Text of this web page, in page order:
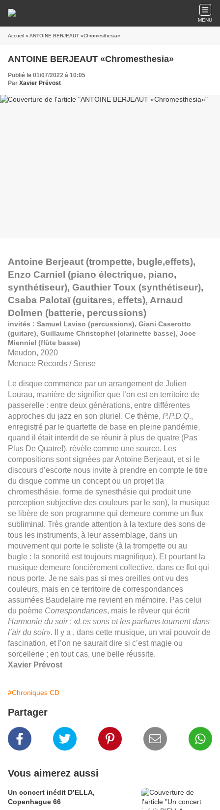
MENU
Accueil » ANTOINE BERJEAUT «Chromesthesia»
ANTOINE BERJEAUT «Chromesthesia»
Publié le 01/07/2022 à 10:05
Par Xavier Prévost
Antoine Berjeaut (trompette, bugle,effets),
Enzo Carniel (piano électrique, piano,
synthétiseur), Gauthier Toux (synthétiseur),
Csaba Palotaï (guitares, effets), Arnaud
Do lmen (batterie, percussions)
invités : Samuel Laviso (percussions), Giani Caserotto
(guitare), Guillaume Christophel (clarinette basse), Joce
Mienniel (flûte basse)
Meudon, 2020
Menace Records / Sense
Le disque commence par un arrangement de Julien
Lourau, manière de signifier que l’on est en territoire de
passerelle : entre deux générations, entre différentes
approches du jazz en son pluriel. Ce thème, P.P.D.Q.,
enregistré par le quartette de base en pleine pandémie,
quand il était interdit de se réunir à plus de quatre (Pas
Plus De Quatre!), révèle comme une source. Les
compositions sont signées par Antoine Berjeaut, et si le
discours d’escorte nous invite à prendre en compte le titre
du disque comme un concept ou un projet (la
chromesthésie, forme de synesthésie qui produit une
perception subjective des couleurs par le son), la musique
se libère de son programme qui demeure comme un flux
subliminal. Très grande attention à la texture des sons de
tous les instruments, à leur assemblage, dans un
mouvement qui porte le soliste (à la trompette ou au
bugle : la sonorité est toujours magnifique). Et pourtant la
musique demeure foncièrement collective, dans ce flot qui
nous porte. Je ne sais pas si mes oreilles ont vu des
couleurs, mais en ce territoire de correspondances
assumées Baudelaire me revient en mémoire. Pas celui
du poème Correspondances, mais le rêveur qui écrit
Harmonie du soir: «Les sons et les parfums tournent dans
l’air du soir».
Il y a , dans cette musique, un vrai pouvoir de
fascination, et l’on ne saurait dire si c’est magie ou
sorcellerie ; en tout cas, une belle réussite.
Xavier Prévost
#Chroniques CD
Partager
Vous aimerez aussi
Un concert inédit D’ELLA,
Copenhague 66